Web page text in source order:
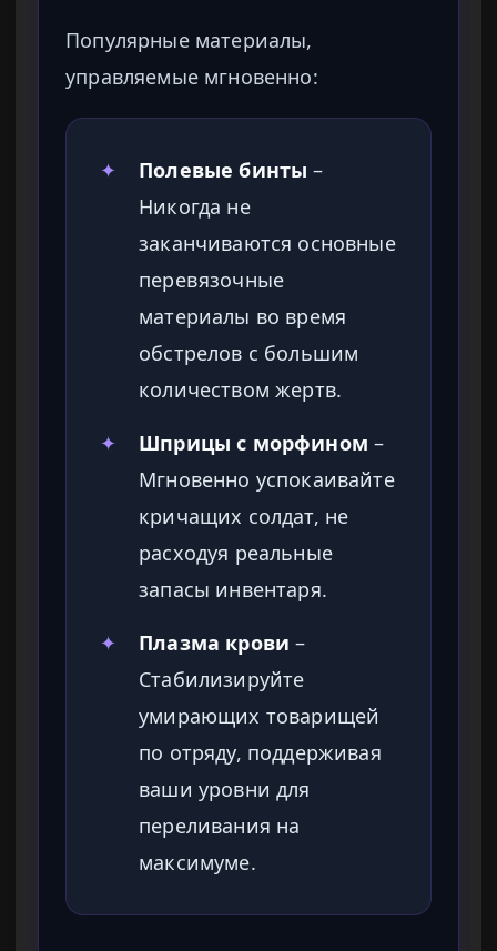
Популярные материалы,
управляемые мгновенно:
✦ Полевые бинты –
Никогда не
заканчиваются основные
перевязочные
материалы во время
обстрелов с большим
количеством жертв.
✦
Шприцы с морфином –
Мгновенно успокаивайте
кричащих солдат, не
расходуя реальные
запасы инвентаря.
✦
Плазма крови –
Стабилизируйте
умирающих товарищей
по отряду, поддерживая
ваши уровни для
переливания на
максимуме.